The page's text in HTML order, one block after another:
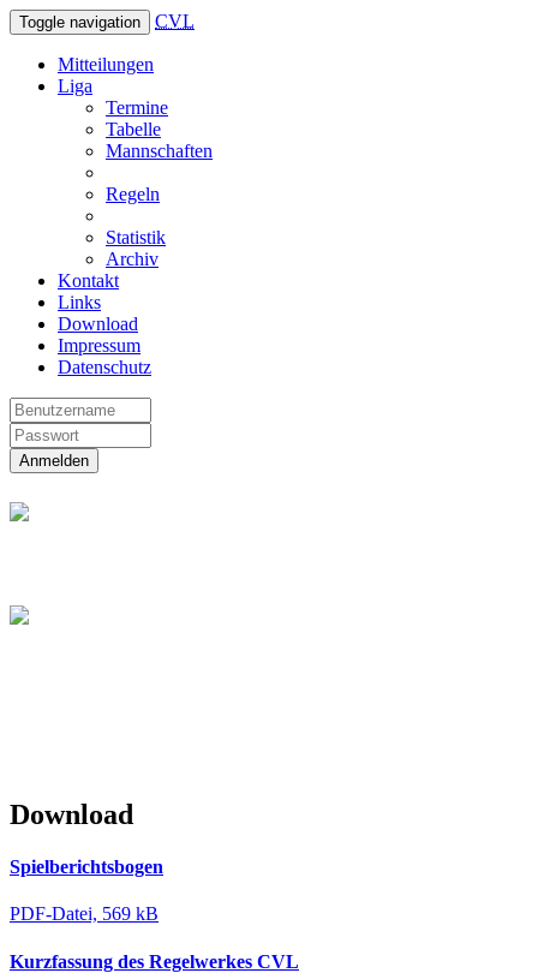
Toggle navigation CVL
Mitteilungen
Liga
Termine
Tabelle
Mannschaften
Regeln
Statistik
Archiv
Kontakt
Links
Download
Impressum
Datenschutz
Anmelden
Download
Spielberichtsbogen
PDF-Datei, 569 kB
Kurzfassung des Regelwerkes CVL